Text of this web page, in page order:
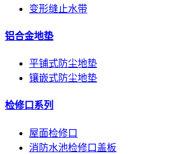
变形缝止水带
铝合金地垫
平铺式防尘地垫
镶嵌式防尘地垫
检修口系列
屋面检修口
消防水池检修口盖板